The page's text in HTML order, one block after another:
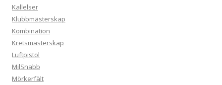
Kallelser
Klubbmästerskap
Kombination
Kretsmästerskap
Luftpistol
MilSnabb
Mörkerfält